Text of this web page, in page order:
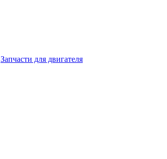
Запчасти для двигателя